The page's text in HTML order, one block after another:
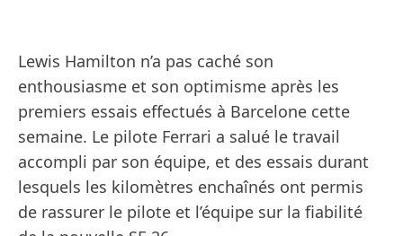
Lewis Hamilton n’a pas caché son
enthousiasme et son optimisme après les
premiers essais effectués à Barcelone cette
semaine. Le pilote Ferrari a salué le travail
accompli par son équipe, et des essais durant
lesquels les kilomètres enchaînés ont permis
de rassurer le pilote et l’équipe sur la fiabilité